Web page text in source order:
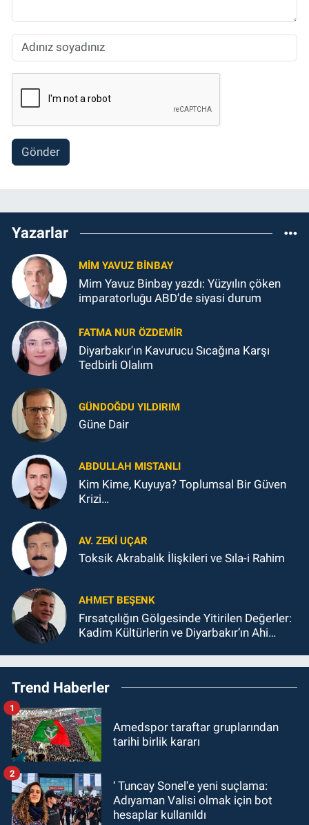
Gönder
Yazarlar
MIM YAVUZ BINBAY
Mim Yavuz Binbay yazdı: Yüzyılın çöken
imparatorluḡu ABD’de siyasi durum
FATMA NUR ÖZDEMIR
Diyarbakır'ın Kavurucu Sıcağına Karşı
Tedbirli Olalım
GÜNDOĞDU YILDIRIM
Güne Dair
ABDULLAH MISTANLI
Kim Kime, Kuyuya? Toplumsal Bir Güven
Krizi…
AV. ZEKI UÇAR
Toksik Akrabalık İlişkileri ve Sıla-i Rahim
AHMET BEŞENK
Fırsatçılığın Gölgesinde Yitirilen Değerler:
Kadim Kültürlerin ve Diyarbakır’ın Ahi
Trend Haberler
Amedspor taraftar gruplarından
tarihi birlik kararı
1
‘ Tuncay Sonel'e yeni suçlama:
Adıyaman Valisi olmak için bot
hesaplar kullanıldı
2